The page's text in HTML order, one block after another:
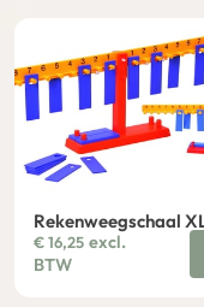
Rekenweegschaal
€16,25 excl.
BTW